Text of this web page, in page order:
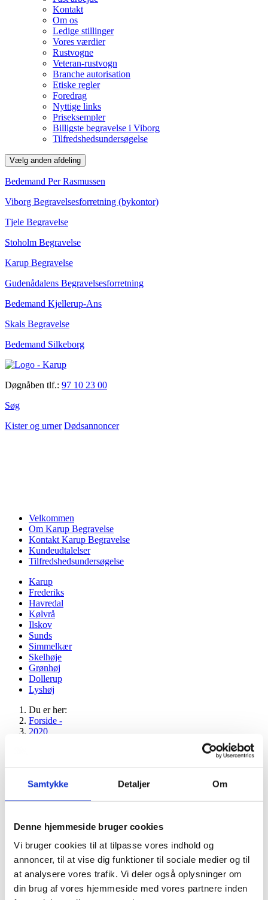
Samtykke Detaljer Om
Denne hjemmeside bruger cookies
Vi bruger cookies til at tilpasse vores indhold og
annoncer, til at vise dig funktioner til sociale medier og til
at analysere vores trafik. Vi deler også oplysninger om
din brug af vores hjemmeside med vores partnere inden
Kontakt
Om os
Ledige stillinger
Vores værdier
Rustvogne
Veteran-rustvogn
Branche autorisation
Etiske regler
Foredrag
Nyttige links
Priseksempler
Billigste begravelse i Viborg
Tilfredshedsundersøgelse
Vælg anden afdeling
Bedemand Per Rasmussen
Viborg Begravelsesforretning (bykontor)
Tjele Begravelse
Stoholm Begravelse
Karup Begravelse
Gudenådalens Begravelsesforretning
Bedemand Kjellerup-Ans
Skals Begravelse
Bedemand Silkeborg
Døgnåben tlf.: 97 10 23 00
Søg
Kister og urner Dødsannoncer
Velkommen
Om Karup Begravelse
Kontakt Karup Begravelse
Kundeudtalelser
Tilfredshedsundersøgelse
Karup
Frederiks
Havredal
Kølvrå
Ilskov
Sunds
Simmelkær
Skelhøje
Grønhøj
Dollerup
Lyshøj
Du er her:
Forside -
2020
2022
Arkiv
Forår
Sommer
Efterår
Vinter